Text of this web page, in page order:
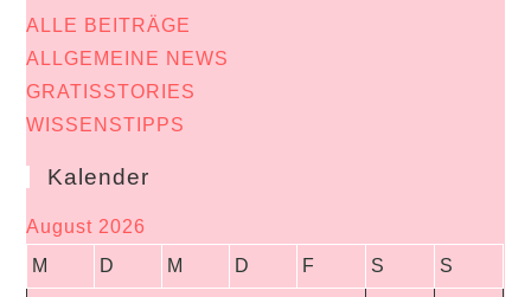
ALLE BEITRÄGE
ALLGEMEINE NEWS
GRATISSTORIES
WISSENSTIPPS
Kalender
August 2026
M
D M D F S S